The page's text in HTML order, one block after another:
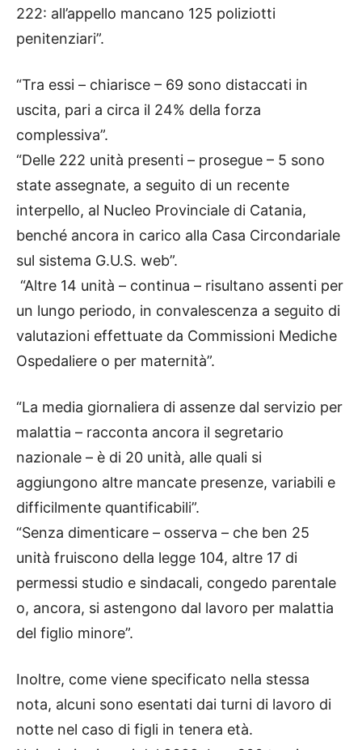
222: all’appello mancano 125 poliziotti
penitenziari”.
“Tra essi – chiarisce – 69 sono distaccati in
uscita, pari a circa il 24% della forza
complessiva”.
“Delle 222 unità presenti – prosegue – 5 sono
state assegnate, a seguito di un recente
interpello, al Nucleo Provinciale di Catania,
benché ancora in carico alla Casa Circondariale
sul sistema G.U.S. web”.
“Altre 14 unità – continua – risultano assenti per
un lungo periodo, in convalescenza a seguito di
valutazioni effettuate da Commissioni Mediche
Ospedaliere o per maternità”.
“La media giornaliera di assenze dal servizio per
malattia – racconta ancora il segretario
nazionale – è di 20 unità, alle quali si
aggiungono altre mancate presenze, variabili e
difficilmente quantificabili”.
“Senza dimenticare – osserva – che ben 25
unità fruiscono della legge 104, altre 17 di
permessi studio e sindacali, congedo parentale
o, ancora, si astengono dal lavoro per malattia
del figlio minore”.
Inoltre, come viene specificato nella stessa
nota, alcuni sono esentati dai turni di lavoro di
notte nel caso di figli in tenera età.